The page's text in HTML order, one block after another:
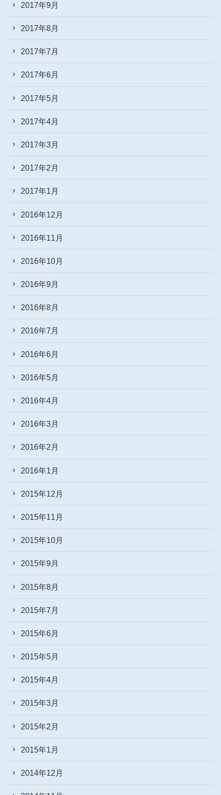
2017年9月
2017年8月
2017年7月
2017年6月
2017年5月
2017年4月
2017年3月
2017年2月
2017年1月
2016年12月
2016年11月
2016年10月
2016年9月
2016年8月
2016年7月
2016年6月
2016年5月
2016年4月
2016年3月
2016年2月
2016年1月
2015年12月
2015年11月
2015年10月
2015年9月
2015年8月
2015年7月
2015年6月
2015年5月
2015年4月
2015年3月
2015年2月
2015年1月
2014年12月